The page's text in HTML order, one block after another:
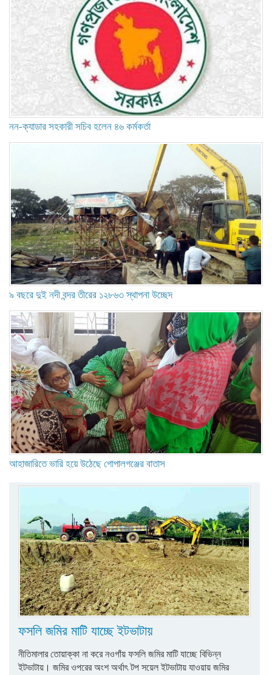
নন-ক্যাডার সহকারী সচিব হলেন ৪৬ কর্মকর্তা
৯ বছরে দুই নদী বন্দর তীরের ১২৮৬৩ স্থাপনা উচ্ছেদ
আহাজারিতে ভারি হয়ে উঠেছে গোপালগঞ্জের বাতাস
ফসলি জমির মাটি যাচ্ছে ইটভাটায়
নীতিমালার তোয়াক্কা না করে নওগাঁয় ফসলি জমির মাটি যাচ্ছে বিভিন্ন
ইটভাটায়। জমির ওপরের অংশ অর্থাৎ টপ সয়েল ইটভাটায় যাওয়ায় জমির